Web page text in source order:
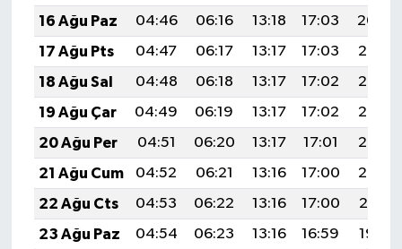
16 Ağu Paz
04:46 06:16 13:18 17:03
20:09
17 Ağu Pts
04:47 06:17 13:17 17:03
20:07
18 Ağu Sal
04:48 06:18 13:17 17:02
20:06
19 Ağu Çar
04:49 06:19 13:17 17:02
20:05
20 Ağu Per
04:51 06:20 13:17 17:01
20:03
21 Ağu Cum
04:52 06:21 13:16 17:00
20:02
22 Ağu Cts
04:53 06:22 13:16 17:00
20:01
23 Ağu Paz
04:54 06:23 13:16 16:59
19:59